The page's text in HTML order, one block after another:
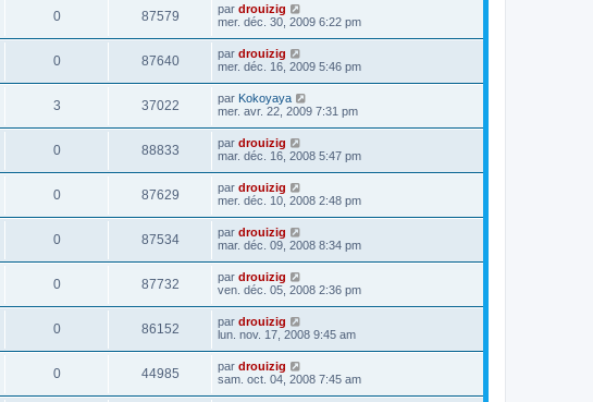
0 87579 par drouizig
mer. déc. 30, 2009 6:22 pm
0 87640 par drouizig
mer. déc. 16, 2009 5:46 pm
3 37022 par Kokoyaya
mer. avr. 22, 2009 7:31 pm
0 88833 par drouizig
mar. déc. 16, 2008 5:47 pm
0 87629 par drouizig
mer. déc. 10, 2008 2:48 pm
0 87534 par drouizig
mar. déc. 09, 2008 8:34 pm
0 87732 par drouizig
ven. déc. 05, 2008 2:36 pm
0 86152 par drouizig
lun. nov. 17, 2008 9:45 am
0 44985 par drouizig
sam. oct. 04, 2008 7:45 am